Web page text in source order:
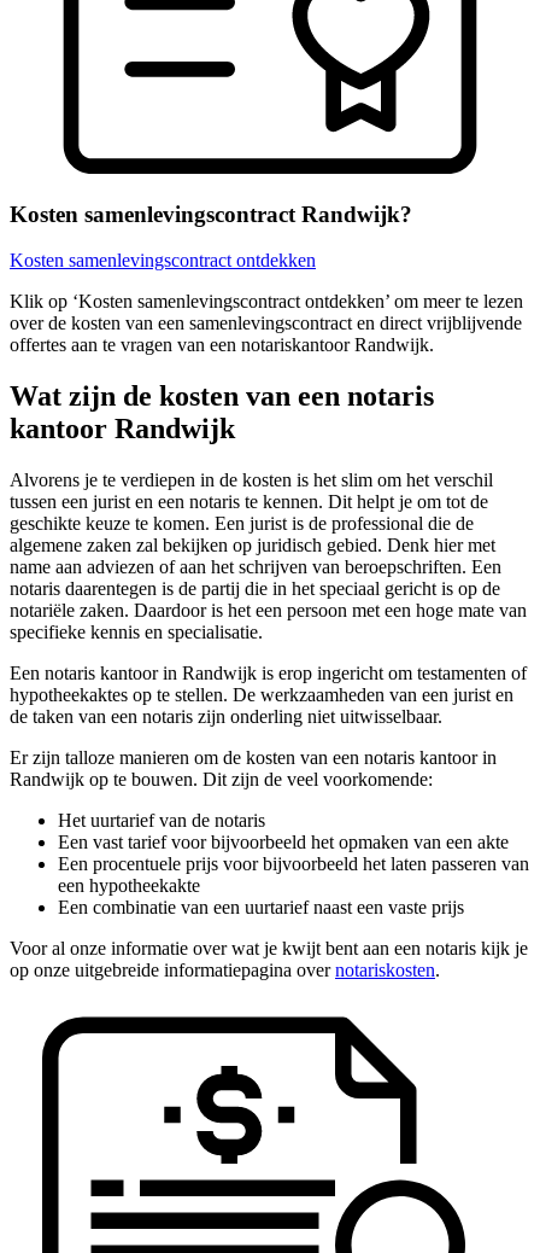
Kosten samenlevingscontract Randwijk?
Kosten samenlevingscontract ontdekken
Klik op ‘Kosten samenlevingscontract ontdekken’ om meer te lezen
over de kosten van een samenlevingscontract en direct vrijblijvende
offertes aan te vragen van een notariskantoor Randwijk.
Wat zijn de kosten van een notaris
kantoor Randwijk
Alvorens je te verdiepen in de kosten is het slim om het verschil
tussen een jurist en een notaris te kennen. Dit helpt je om tot de
geschikte keuze te komen. Een jurist is de professional die de
algemene zaken zal bekijken op juridisch gebied. Denk hier met
name aan adviezen of aan het schrijven van beroepschriften. Een
notaris daarentegen is de partij die in het speciaal gericht is op de
notariële zaken. Daardoor is het een persoon met een hoge mate van
specifieke kennis en specialisatie.
Een notaris kantoor in Randwijk is erop ingericht om testamenten of
hypotheekaktes op te stellen. De werkzaamheden van een jurist en
de taken van een notaris zijn onderling niet uitwisselbaar.
Er zijn talloze manieren om de kosten van een notaris kantoor in
Randwijk op te bouwen. Dit zijn de veel voorkomende:
Het uurtarief van de notaris
Een vast tarief voor bijvoorbeeld het opmaken van een akte
Een procentuele prijs voor bijvoorbeeld het laten passeren van
een hypotheekakte
Een combinatie van een uurtarief naast een vaste prijs
Voor al onze informatie over wat je kwijt bent aan een notaris kijk je
op onze uitgebreide informatiepagina overnotariskosten.